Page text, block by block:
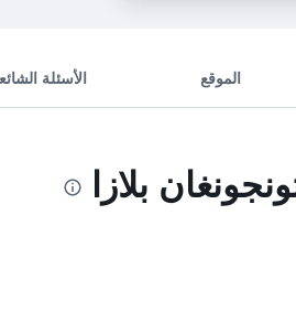
الموقع الأسئلة
بلازا